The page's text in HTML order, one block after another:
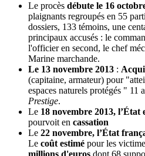
Le procès débute le 16
plaignants regroupés en 55
dossiers, 133 témoins, une
principaux accusés : le
l'officier en second, le chef
Marine marchande.
Le 13 novembre 2013 :
(capitaine, armateur) pour
espaces naturels protégés " 11
Prestige.
Le 18 novembre 2013, l’État
pourvoit en cassation
Le 22 novembre, l’État
Le coût estimé pour les